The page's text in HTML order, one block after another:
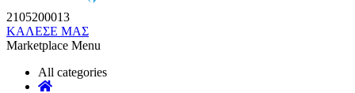
2105200013
ΚΑΛΕΣΕ ΜΑΣ
Marketplace Menu
All categories